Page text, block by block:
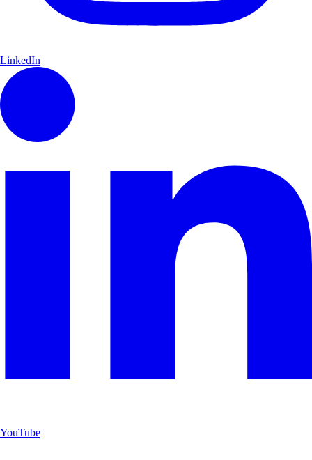
LinkedIn
YouTube